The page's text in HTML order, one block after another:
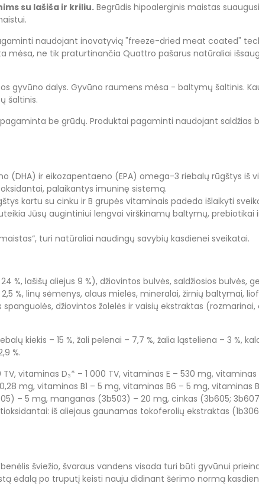
su lašiša ir kriliu. Begrūdis hipoalerginis maistas
pagaminti naudojant inovatyvią "freeze-dried meat coated"
mėsa, ne tik praturtinančia Quattro pašarus natūraliai
gyvūno dalys. Gyvūno raumens mėsa - baltymų šaltinis.
šaltinis.
pagaminta be grūdų. Produktai pagaminti naudojant
(DHA) ir eikozapentaeno (EPA) omega-3 riebalų rūgštys
palaikantys imuninę sistemą.
kartu su cinku ir B grupės vitaminais padeda išlaikyti
suteikia Jūsų augintiniui lengvai virškinamų baltymų,
turi natūraliai naudingų savybių kasdienei sveikatai.
%, lašišų aliejus 9 %), džiovintos bulvės, saldžiosios bulvės,
%, linų sėmenys, alaus mielės, mineralai, žirnių baltymai,
džiovintos žolelės ir vaisių ekstraktas
kiekis – 15 %, žali pelenai – 7,7 %, žalia ląsteliena – 3 %,
%.
vitaminas D₃* – 1 000 TV, vitaminas E – 530 mg,
mg, vitaminas B1 – 5 mg, vitaminas B6 – 5 mg, vitaminas
– 5 mg, manganas (3b503) – 20 mg, cinkas (3b605;
iš aliejaus gaunamas tokoferolių ekstraktas
šviežio, švaraus vandens visada turi būti gyvūnui
ėdalą po truputį keisti nauju didinant šėrimo normą